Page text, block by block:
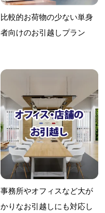
比較的お荷物の少ない単身
者向けのお引越しプラン
事務所やオフィスなど大が
かりなお引越しにも対応し